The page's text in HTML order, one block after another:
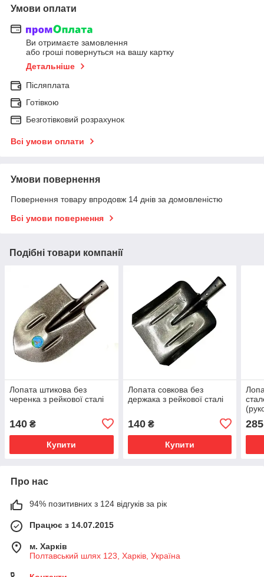
Умови оплати
Ви отримаєте замовлення
або гроші повернуться на вашу картку
Детальніше
Післяплата
Готівкою
Безготівковий розрахунок
Всі умови оплати
Умови повернення
Повернення товару впродовж 14 днів за домовленістю
Всі умови повернення
Подібні товари компанії
Лопата штикова без
черенка з рейкової сталі
140 ₴
Купити
Лопата совкова без
держака з рейкової сталі
140₴
Купити
285
Про нас
94% позитивних з 124 відгуків за рік
Працює з 14.07.2015
м. Харків
Полтавський шлях 123, Харків, Україна